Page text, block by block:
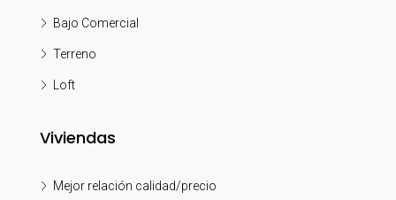
Bajo Comercial
Terreno
Loft
Viviendas
Mejor relación calidad/precio